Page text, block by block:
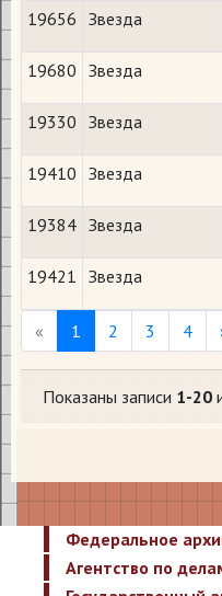
19656 Звезда
19680 Звезда
19330 Звезда
19410 Звезда
19384 Звезда
19421 Звезда
« Previous
1 2 3 4
Показаны записи 1-20
Федеральное
Агентство по